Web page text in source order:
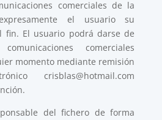
comerciales de la
el usuario su
fin. El usuario podrá darse de
comerciales
momento mediante remisión
crisblas@hotmail.com
del fichero de forma